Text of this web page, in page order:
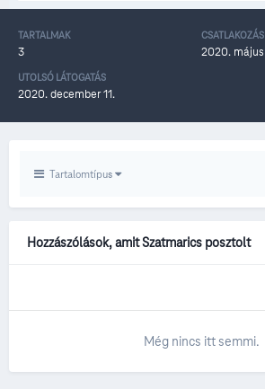
TARTALMAK
3 2020.
UTOLSÓ LÁTOGATÁS
2020. december 11.
Tartalomtípus
Hozzászólások, amit Szatmarics posztolt
Még nincs itt semmi.